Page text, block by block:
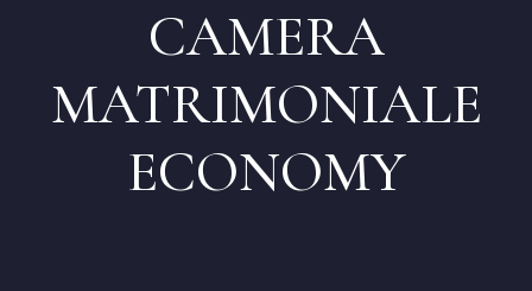
About
Rooms
Blog
CAMERA
MATRIMONIALE
ECONOMY